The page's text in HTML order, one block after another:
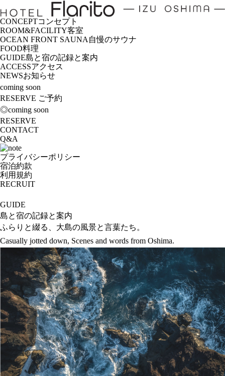
CONCEPTコンセプト
ROOM&FACILITY客室
OCEAN FRONT SAUNA自慢のサウナ
FOOD料理
GUIDE島と宿の記録と案内
ACCESSアクセス
NEWSお知らせ
coming soon
RESERVE ご予約
◎coming soon
RESERVE
CONTACT
Q&A
プライバシーポリシー
宿泊約款
利用規約
RECRUIT
GUIDE
島と宿の記録と案内
ふらりと綴る、大島の風景と言葉たち。
Casually jotted down, Scenes and words from Oshima.